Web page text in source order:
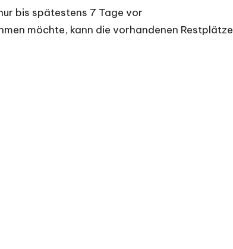
bis spätestens 7 Tage vor
möchte, kann die vorhandenen Restplätze